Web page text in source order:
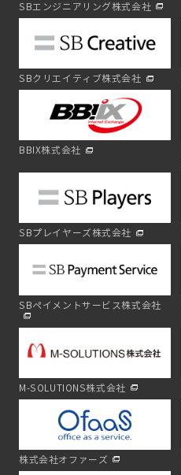
SBエンジニアリング株式会社
SBクリエイティブ株式会社
BBIX株式会社
SBプレイヤーズ株式会社
SBペイメントサービス株式会社
M-SOLUTIONS株式会社
株式会社オファーズ